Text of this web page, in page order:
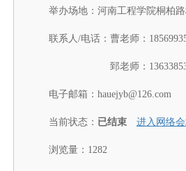
举办场地： 河南工程学院桐柏
联系人/电话： 曹老师：
郅老师：
电子邮箱： hauejyb@126.com
当前状态： 已结束 进入网络
浏览量：1282